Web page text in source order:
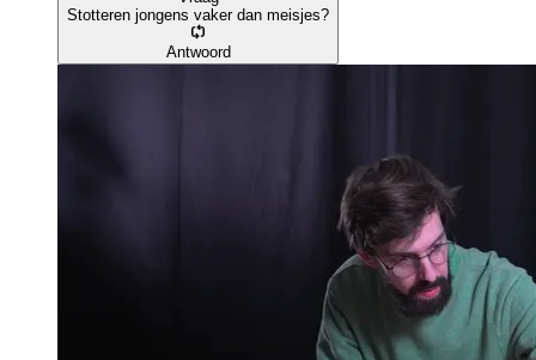
Stotteren jongens vaker dan meisjes?
Antwoord